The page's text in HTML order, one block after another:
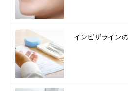
インビザライン